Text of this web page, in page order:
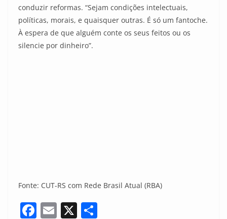
conduzir reformas. “Sejam condições intelectuais,
políticas, morais, e quaisquer outras. É só um fantoche.
À espera de que alguém conte os seus feitos ou os
silencie por dinheiro”.
Fonte: CUT-RS com Rede Brasil Atual (RBA)
F E X